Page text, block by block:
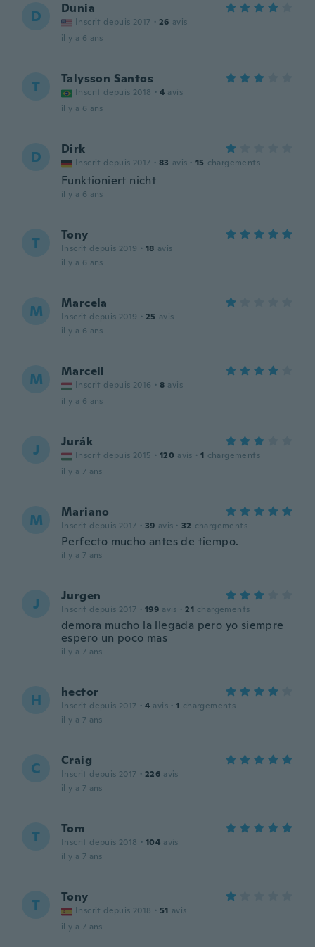
D Dunia
Inscrit depuis 2017 · 26 avis
il y a 6 ans
T Talysson Santos
Inscrit depuis 2018 · 4 avis
il y a 6 ans
D Dirk
Inscrit depuis 2017 · 83 avis · 15 chargements
Funktioniert nicht
il y a 6 ans
T Tony
Inscrit depuis 2019 · 18 avis
il y a 6 ans
M Marcela
Inscrit depuis 2019 · 25 avis
il y a 6 ans
M Marcell
Inscrit depuis 2016 · 8 avis
il y a 6 ans
J Jurák
Inscrit depuis 2015 · 120 avis · 1 chargements
il y a 7 ans
M Mariano
Inscrit depuis 2017 · 39 avis · 32 chargements
Perfecto mucho antes de tiempo.
il y a 7 ans
J Jurgen
Inscrit depuis 2017 · 199 avis · 21 chargements
demora mucho la llegada pero yo siempre
espero un poco mas
il y a 7 ans
H hector
Inscrit depuis 2017 · 4 avis · 1 chargements
il y a 7 ans
C Craig
Inscrit depuis 2017 · 226 avis
il y a 7 ans
T Tom
Inscrit depuis 2018 · 104 avis
il y a 7 ans
T Tony
Inscrit depuis 2018 · 51 avis
il y a 7 ans